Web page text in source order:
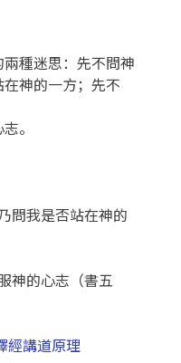
種迷思：先不問神
神的一方；先不
。
問我是否站在神的
神的心志（書五
經講道原理